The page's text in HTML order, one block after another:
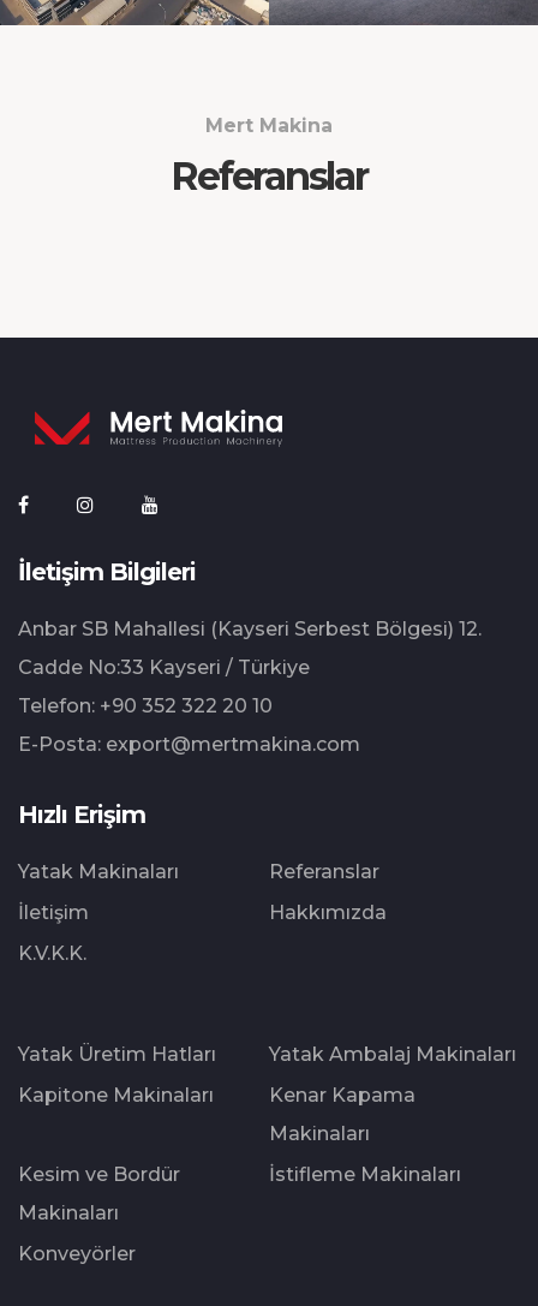
Mert Makina
Referanslar
İletişim Bilgileri
Anbar SB Mahallesi (Kayseri Serbest Bölgesi) 12.⁠
⁠Cadde No:33 Kayseri / Türkiye
Telefon: +90 352 322 20 10
E-Posta: export@mertmakina.com
Hızlı Erişim
Yatak Makinaları
Referanslar
İletişim
Hakkımızda
K.V.K.K.
Yatak Üretim Hatları
Yatak Ambalaj Makinaları
Kapitone Makinaları
Kenar Kapama
Makinaları
Kesim ve Bordür
Makinaları
İstifleme Makinaları
Konveyörler